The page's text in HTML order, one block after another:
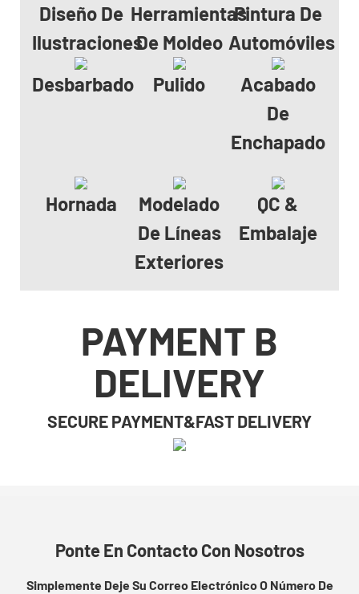
Diseño De
Ilustraciones
Herramientas
De Moldeo
Pintura De
Automóviles
Desbarbado
Pulido
Acabado
De
Enchapado
Hornada
Modelado
De Líneas
Exteriores
QC &
Embalaje
PAYMENT B
DELIVERY
SECURE PAYMENT&FAST DELIVERY
Ponte En Contacto Con Nosotros
Simplemente Deje Su Correo Electrónico O Número De